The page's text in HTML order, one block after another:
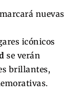
nuevas
icónicos
se verán
brillantes,